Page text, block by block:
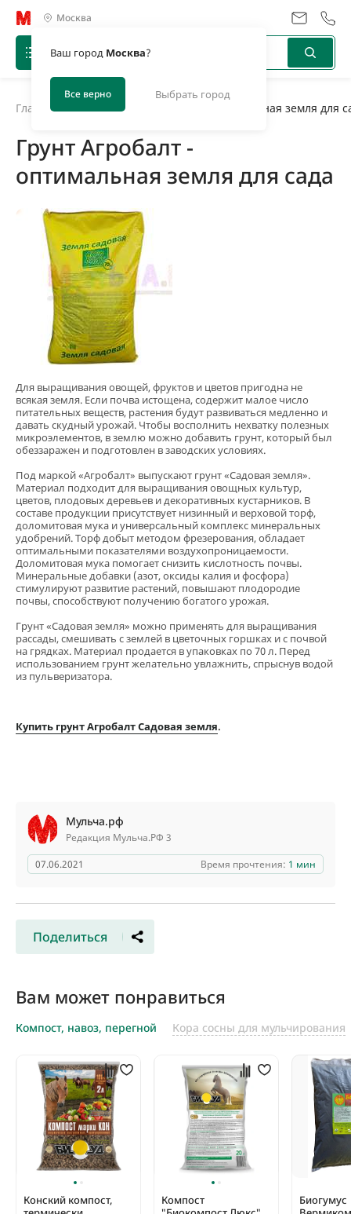
Москва
Ваш город Москва?
Все верно Выбрать город
Главная Грунт Агробалт - оптимальная земля для
Грунт Агробалт -
оптимальная земля для сада
Для выращивания овощей, фруктов и цветов пригодна не
всякая земля. Если почва истощена, содержит малое число
питательных веществ, растения будут развиваться медленно и
давать скудный урожай. Чтобы восполнить нехватку полезных
микроэлементов, в землю можно добавить грунт, который был
обеззаражен и подготовлен в заводских условиях.
Под маркой «Агробалт» выпускают грунт «Садовая земля».
Материал подходит для выращивания овощных культур,
цветов, плодовых деревьев и декоративных кустарников. В
составе продукции присутствует низинный и верховой торф,
доломитовая мука и универсальный комплекс минеральных
удобрений. Торф добыт методом фрезерования, обладает
оптимальными показателями воздухопроницаемости.
Доломитовая мука помогает снизить кислотность почвы.
Минеральные добавки (азот, оксиды калия и фосфора)
стимулируют развитие растений, повышают плодородие
почвы, способствуют получению богатого урожая.
Грунт «Садовая земля» можно применять для выращивания
рассады, смешивать с землей в цветочных горшках и с почвой
на грядках. Материал продается в упаковках по 70 л. Перед
использованием грунт желательно увлажнить, спрыснув водой
из пульверизатора.
Купить грунт Агробалт Садовая земля.
Мульча.рф
Редакция Мульча.РФ 3
07.06.2021
Время прочтения: 1 мин
Поделиться
Вам может понравиться
Компост, навоз, перегной Кора сосны для мульчирования
Конский компост,
Компост
Биогумус